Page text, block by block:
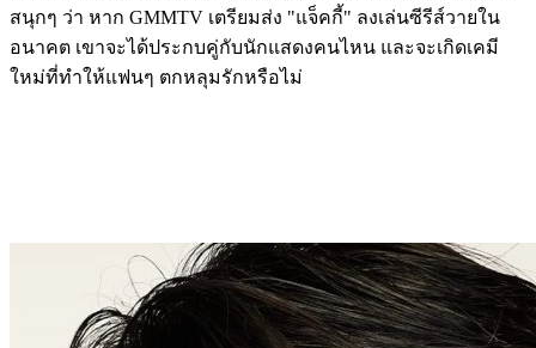
สนุกๆ ว่า หาก GMMTV เตรียมส่ง "แจ็คกี้" ลงเล่นซีรีส์วายใน
อนาคต เขาจะได้ประกบคู่กับนักแสดงคนไหน และจะเกิดเคมี
ใหม่ที่ทำให้แฟนๆ ตกหลุมรักหรือไม่